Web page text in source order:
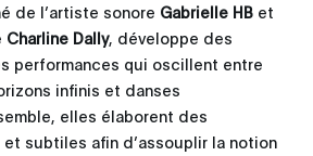
de l’artiste sonore Gabrielle HB et
Charline Dally, développe des
performances qui oscillent entre
infinis et danses
elles élaborent des
subtiles afin d’assouplir la notion